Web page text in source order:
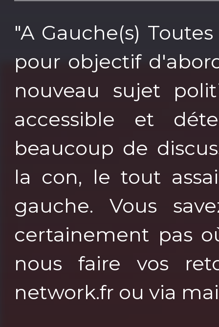
"A Gauche(s)
pour objectif
nouveau sujet
accessible et
beaucoup de
la con, le tout
gauche. Vous
certainement pas
nous faire vos
network.fr ou via